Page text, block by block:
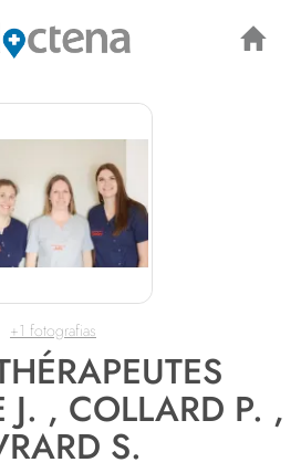
+1 fotografias
J. , COLLARD P. ,
S.